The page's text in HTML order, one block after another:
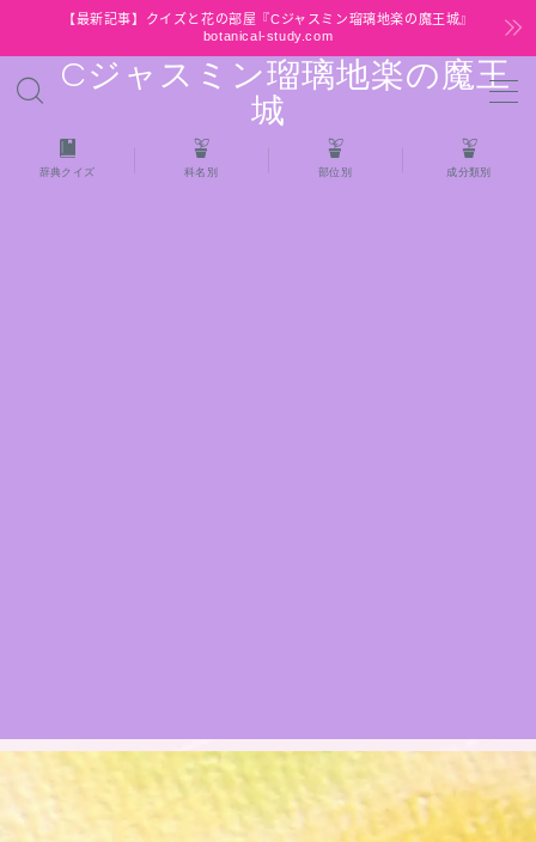
【最新記事】クイズと花の部屋『Cジャスミン瑠璃地楽の魔王城』
botanical-study.com
Cジャスミン瑠璃地楽の魔王
城
MENU
HOME
公式ウェブサイト『Botanical Study』
辞典クイズ 科名別 部位別 成分類別